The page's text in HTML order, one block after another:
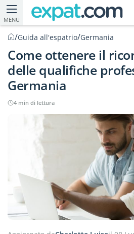
MENU
/Guida all'espatrio/Germania
Come ottenere il
delle qualifiche
Germania
4 min di lettura